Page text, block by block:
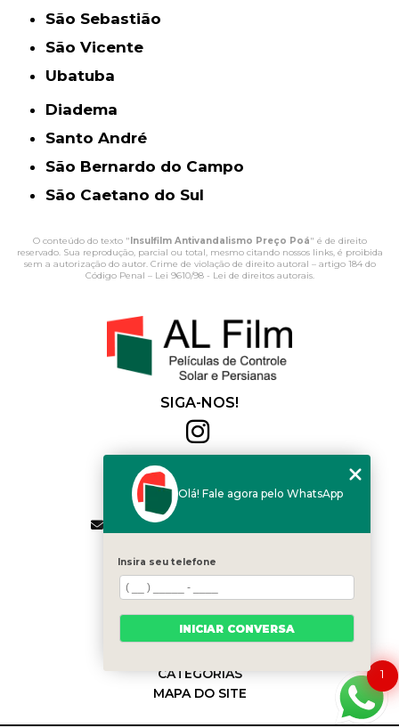
São Sebastião
São Vicente
Ubatuba
Diadema
Santo André
São Bernardo do Campo
São Caetano do Sul
O conteúdo do texto "Insulfilm Antivandalismo Preço Poá" é de direito
reservado. Sua reprodução, parcial ou total, mesmo citando nossos links, é proibida
sem a autorização do autor. Crime de violação de direito autoral – artigo 184 do
Código Penal – Lei 9610/98 - Lei de direitos autorais.
SIGA-NOS!
(11) 2564-4684
(11) 94168-2041
contato.vendas@alfilm.com.br
MENU
HOME
QUEM SOMOS
SERVIÇOS
BLOG
CATEGORIAS
MAPA DO SITE
1
Olá! Fale agora pelo WhatsApp
Insira seu telefone
INICIAR CONVERSA